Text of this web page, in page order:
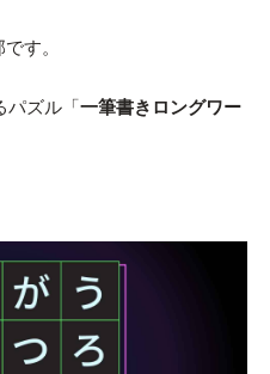
す。
パズル「一筆書きロングワー